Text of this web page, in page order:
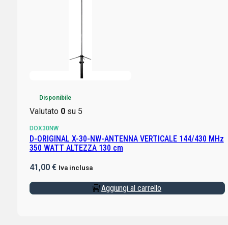
Disponibile
Valutato 0su 5
DOX30NW
D-ORIGINAL X-30-NW-ANTENNA VERTICALE 144/430 MHz
350 WATT ALTEZZA 130 cm
41,00 € Iva inclusa
Aggiungi al carrello